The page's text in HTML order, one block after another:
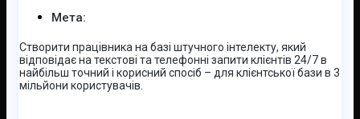
Мета:
Створити працівника на базі штучного інтелекту, який
відповідає на текстові та телефонні запити клієнтів 24/7 в
найбільш точний і корисний спосіб – для клієнтської бази в 3
мільйони користувачів.